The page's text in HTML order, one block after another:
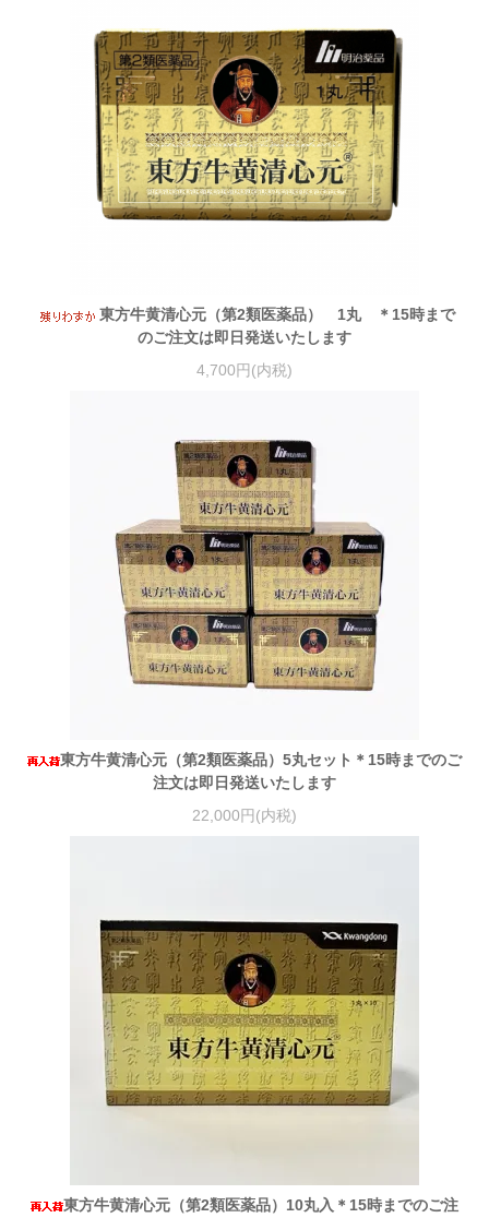
東方牛黄清心元（第2類医薬品） 1丸 ＊15時まで
のご注文は即日発送いたします
4,700円(内税)
東方牛黄清心元（第2類医薬品）5丸セット＊15時までのご
注文は即日発送いたします
22,000円(内税)
東方牛黄清心元（第2類医薬品）10丸入＊15時までのご注